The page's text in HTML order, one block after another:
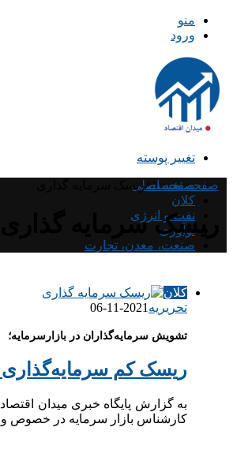
منو
ورود
تغییر پوسته
صفحه اصلی
کلان
نفت و انرژی
نوآوری
صنعت، معدن، تجارت
صفحه نخست/ریسک سرمایه گذاری
ریسک سرمایه گذاری
کلان
تحریریه 2021-11-06
تشویش سرمایه‌گذاران در بازارسرمایه؛
ریسک کم سرمایه‌گذاری
به گزارش پایگاه خبری میدان
کارشناس بازار سرمایه در خصوص